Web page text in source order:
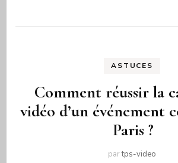
ASTUCES
Comment réussir la
vidéo d’un événement
Paris ?
partps-video